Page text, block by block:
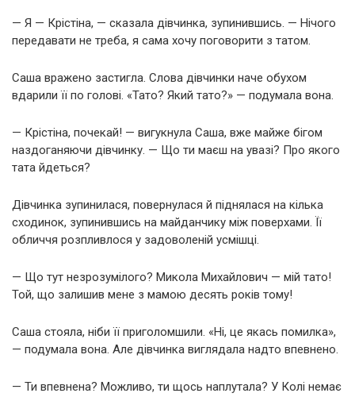
— Я — Крістіна, — сказала дівчинка, зупинившись. — Нічого
передавати не треба, я сама хочу поговорити з татом.
Саша вражено застигла. Слова дівчинки наче обухом
вдарили її по голові. «Тато? Який тато?» — подумала вона.
— Крістіна, почекай! — вигукнула Саша, вже майже бігом
наздоганяючи дівчинку. — Що ти маєш на увазі? Про якого
тата йдеться?
Дівчинка зупинилася, повернулася й піднялася на кілька
сходинок, зупинившись на майданчику між поверхами. Її
обличчя розпливлося у задоволеній усмішці.
— Що тут незрозумілого? Микола Михайлович — мій тато!
Той, що залишив мене з мамою десять років тому!
Саша стояла, ніби її приголомшили. «Ні, це якась помилка»,
— подумала вона. Але дівчинка виглядала надто впевнено.
— Ти впевнена? Можливо, ти щось наплутала? У Колі немає